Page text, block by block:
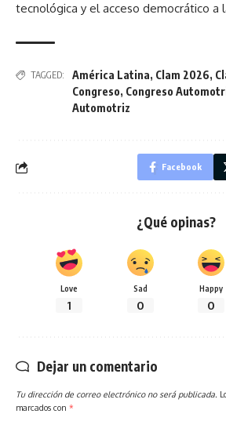
tecnológica y el acceso democrático a
TAGGED: América Latina, Clam 2026,
Congreso, Congreso
Automotriz
Facebook
¿Qué opinas?
Love
1
Sad
0
Happy
0
Dejar un comentario
Tu dirección de correo electrónico no será publicada.
marcados con *